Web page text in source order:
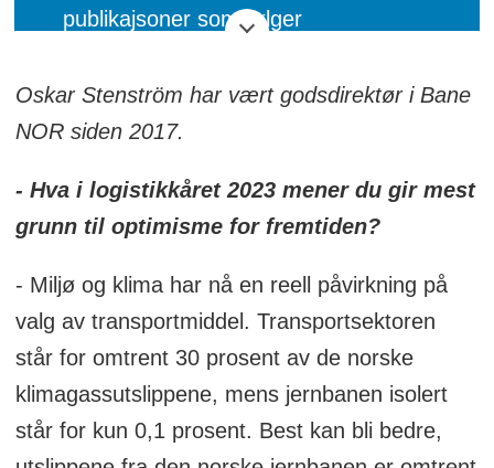
publikajsoner som følger
Her er Logistikk Inside og
søsterpublikasjonen Mtlogistikk.nos
redaksjonelle adventskalender. Her ber
vi et knippe bransjepersonligheter fra
refleksjoner rundt året vi snart legger
bak oss og om året vi går inn i.
Det presenteres en ny artikkel hver dag.
Oskar Stenström har vært godsdirektør i Bane
NOR siden 2017.
- Hva i logistikkåret 2023 mener du gir mest
grunn til optimisme for fremtiden?
- Miljø og klima har nå en reell påvirkning på
valg av transportmiddel. Transportsektoren
står for omtrent 30 prosent av de norske
klimagassutslippene, mens jernbanen isolert
står for kun 0,1 prosent. Best kan bli bedre,